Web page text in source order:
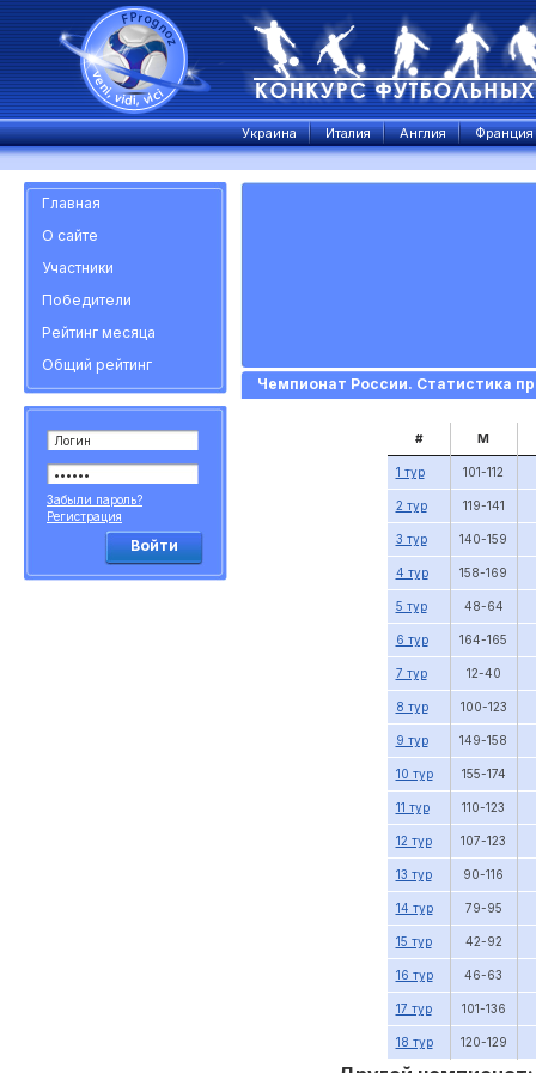
Украина Италия Англия Франция
Главная
О сайте
Участники
Победители
Рейтинг месяца
Общий рейтинг
Забыли пароль?
Регистрация
Войти
Чемпионат России. Статистика
# М
1 тур 101-112
2 тур 119-141
3 тур 140-159
4 тур 158-169
5 тур 48-64
6 тур 164-165
7 тур 12-40
8 тур 100-123
9 тур 149-158
10 тур 155-174
11 тур 110-123
12 тур 107-123
13 тур 90-116
14 тур 79-95
15 тур 42-92
16 тур 46-63
17 тур 101-136
18 тур 120-129